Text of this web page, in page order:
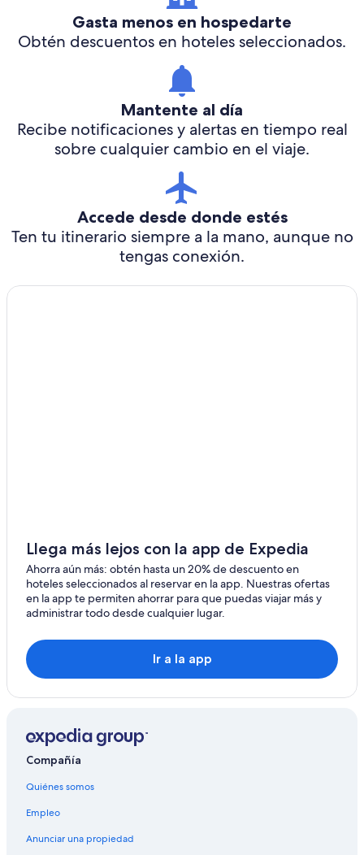
Gasta menos en hospedarte
Obtén descuentos en hoteles seleccionados.
Mantente al día
Recibe notificaciones y alertas en tiempo real
sobre cualquier cambio en el viaje.
Accede desde donde estés
Ten tu itinerario siempre a la mano, aunque no
tengas conexión.
Llega más lejos con la app de Expedia
Ahorra aún más: obtén hasta un 20% de descuento en
hoteles seleccionados al reservar en la app. Nuestras ofertas
en la app te permiten ahorrar para que puedas viajar más y
administrar todo desde cualquier lugar.
Ir a la app
Compañía
Quiénes somos
Empleo
Anunciar una propiedad